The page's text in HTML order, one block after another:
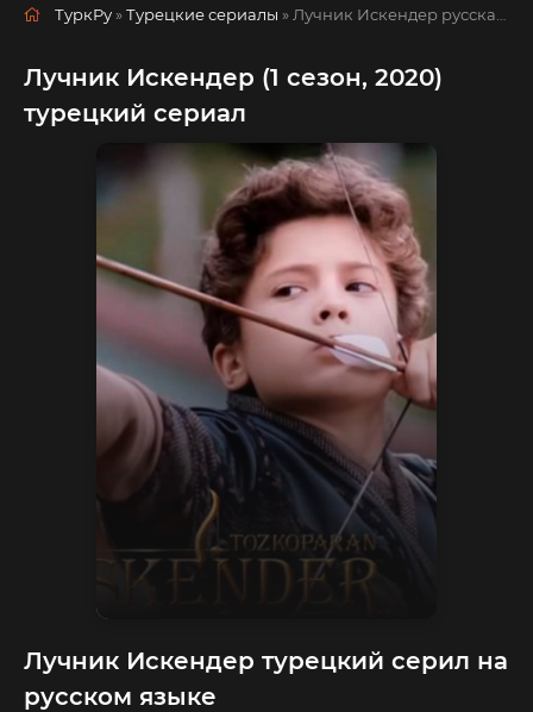
ТуркРу »Турецкие сериалы » Лучник Искендер русская озвучка смотреть полностью онлайн!
Лучник Искендер (1 сезон, 2020)
турецкий сериал
Лучник Искендер турецкий серил на
русском языке